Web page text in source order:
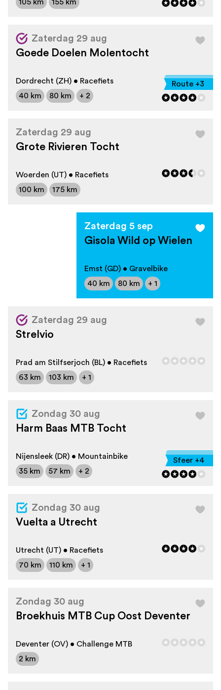
105 km 155 km
Zaterdag 29 aug
Goede Doelen Molentocht
Dordrecht (ZH) • Racefiets
40 km
80 km + 2
Route +3
Zaterdag 29 aug
Grote Rivieren Tocht
Woerden (UT) • Racefiets
100 km
175 km
Zaterdag 5 sep
Gisola Wild op Wielen
Emst (GD) • Gravelbike
40 km
80 km + 1
Zaterdag 29 aug
Strelvio
Prad am Stilfserjoch (BL) • Racefiets
63 km
103 km + 1
Zondag 30 aug
Harm Baas MTB Tocht
Nijensleek (DR) • Mountainbike
35 km
57 km + 2
Sfeer +4
Zondag 30 aug
Vuelta a Utrecht
Utrecht (UT) • Racefiets
70 km
110 km + 1
Zondag 30 aug
Broekhuis MTB Cup Oost Deventer
Deventer (OV) • Challenge MTB
2 km